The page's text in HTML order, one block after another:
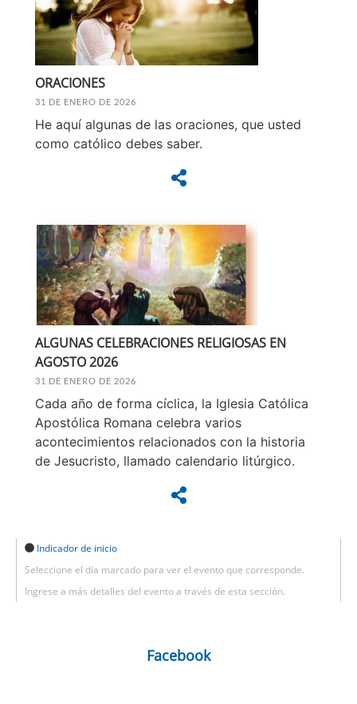
ORACIONES
31 DE ENERO DE 2026
He aquí algunas de las oraciones, que usted
como católico debes saber.
ALGUNAS CELEBRACIONES RELIGIOSAS EN
AGOSTO 2026
31 DE ENERO DE 2026
Cada año de forma cíclica, la Iglesia Católica
Apostólica Romana celebra varios
acontecimientos relacionados con la historia
de Jesucristo, llamado calendario litúrgico.
Indicador de inicio
Seleccione el día marcado para ver el evento que corresponde.
Ingrese a más detalles del evento a través de esta sección.
Facebook